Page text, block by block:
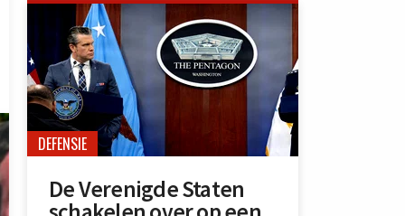
DEFENSIE
De Verenigde Staten